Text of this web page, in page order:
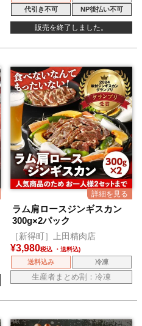
代引き不可
NP後払い不可
販売を終了しました。
ラム肩ロースジンギスカン
300g×2パック
［新得町］上田精肉店
¥3,980税込
送料込み 冷凍
生産者まとめ割：冷凍